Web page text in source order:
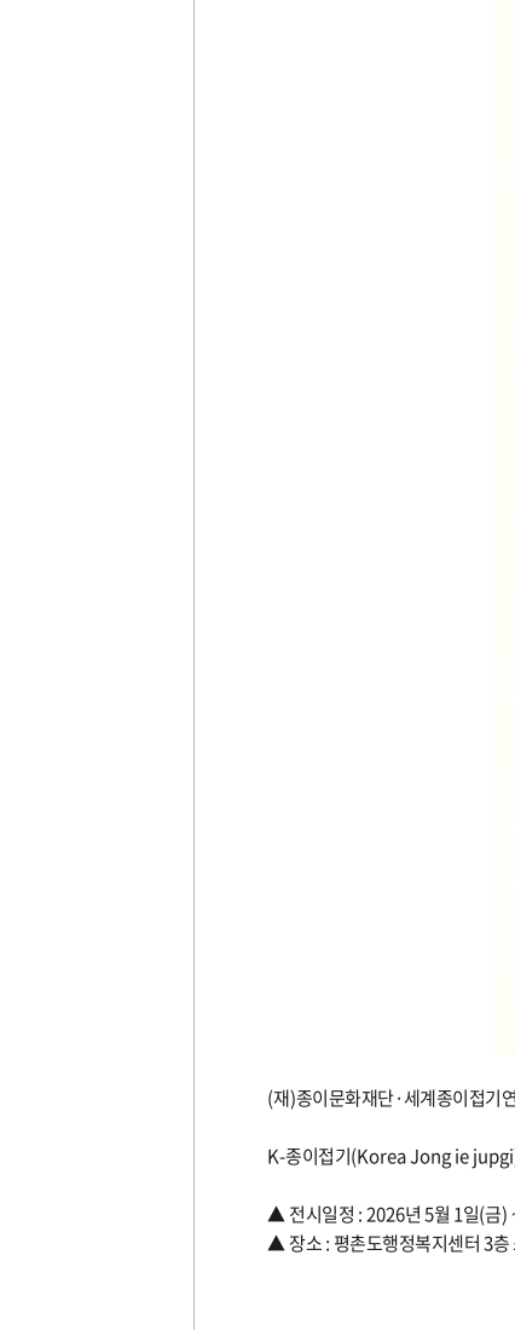
(재)종이문화재단·세계종이접기
K-종이접기(Korea Jongie
▲전시일정 : 2026년5월 1일(금)
▲장소: 평촌도행정복지센터3층